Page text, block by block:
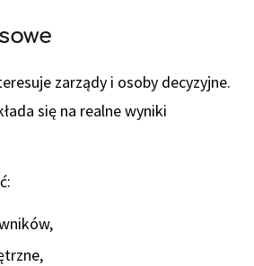
zarządy i osoby decyzyjne.
się na realne wyniki